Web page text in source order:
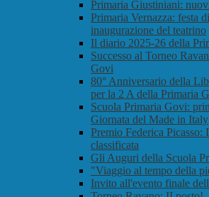
Primaria Giustiniani:
Primaria Vernazza: festa
inaugurazione del teatrino
Il diario 2025-26 della
Successo al Torneo
Govi
80° Anniversario della
per la 2 A della Primaria
Scuola Primaria Govi:
Giornata del Made in Italy
Premio Federica
classificata
Gli Auguri della Scuola
"Viaggio al tempo della
Invito all'evento finale